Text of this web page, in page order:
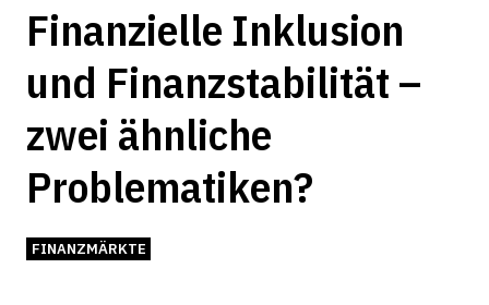
Finanzielle Inklusion
und Finanzstabilität –
zwei ähnliche
Problematiken?
FINANZMÄRKTE